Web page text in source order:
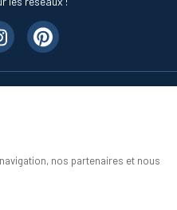
nos partenaires et nous